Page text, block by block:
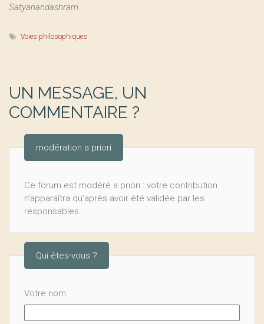
Satyanandashram.
Voies philosophiques
UN MESSAGE, UN
COMMENTAIRE ?
modération a priori
Ce forum est modéré a priori : votre contribution
n’apparaîtra qu’après avoir été validée par les
responsables.
Qui êtes-vous ?
Votre nom